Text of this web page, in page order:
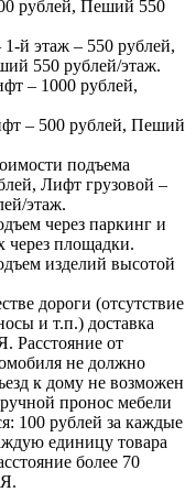
рублей, Пеший 550
й этаж – 550 рублей,
550 рублей/этаж.
– 1000 рублей,
– 500 рублей, Пеший
подъема
Лифт грузовой –
этаж.
через паркинг и
через площадки.
изделий высотой
дороги (отсутствие
и т.п.) доставка
от
не должно
к дому не возможен
пронос мебели
100 рублей за каждые
единицу товара
более 70